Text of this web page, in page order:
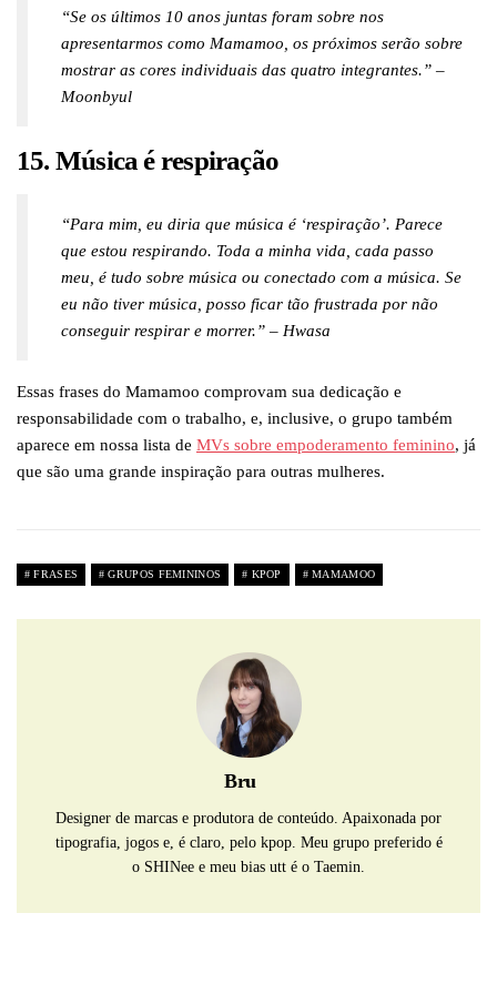
“Se os últimos 10 anos juntas foram sobre nos
apresentarmos como Mamamoo, os próximos serão sobre
mostrar as cores individuais das quatro integrantes.” –
Moonbyul
15. Música é respiração
“Para mim, eu diria que música é ‘respiração’. Parece
que estou respirando. Toda a minha vida, cada passo
meu, é tudo sobre música ou conectado com a música. Se
eu não tiver música, posso ficar tão frustrada por não
conseguir respirar e morrer.” – Hwasa
Essas frases do Mamamoo comprovam sua dedicação e
responsabilidade com o trabalho, e, inclusive, o grupo também
aparece em nossa lista de MVs sobre empoderamento feminino, já
que são uma grande inspiração para outras mulheres.
FRASES GRUPOS FEMININOS KPOP MAMAMOO
Bru
Designer de marcas e produtora de conteúdo. Apaixonada por
tipografia, jogos e, é claro, pelo kpop. Meu grupo preferido é
o SHINee e meu bias utt é o Taemin.